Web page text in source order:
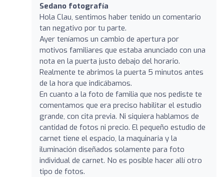
Sedano fotografía
Hola Clau, sentimos haber tenido un comentario
tan negativo por tu parte.
Ayer teníamos un cambio de apertura por
motivos familiares que estaba anunciado con una
nota en la puerta justo debajo del horario.
Realmente te abrimos la puerta 5 minutos antes
de la hora que indicábamos.
En cuanto a la foto de familia que nos pediste te
comentamos que era preciso habilitar el estudio
grande, con cita previa. Ni siquiera hablamos de
cantidad de fotos ni precio. El pequeño estudio de
carnet tiene el espacio, la maquinaria y la
iluminación diseñados solamente para foto
individual de carnet. No es posible hacer allí otro
tipo de fotos.